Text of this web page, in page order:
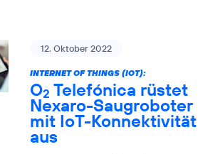
12. Oktober 2022
INTERNET OF THINGS (IOT):
O2 Telefónica rüstet
Nexaro-Saugroboter
mit IoT-Konnektivität
aus